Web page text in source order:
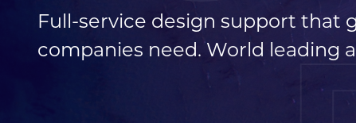
Full-service design support that
companies need. World leading